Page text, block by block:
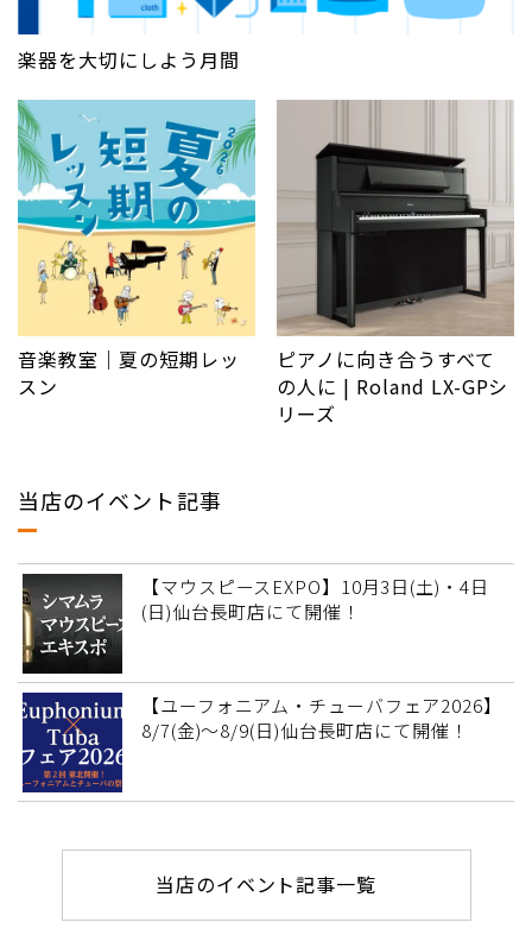
楽器を大切にしよう月間
音楽教室｜夏の短期レッ
スン
ピアノに向き合うすべて
の人に | Roland LX-GPシ
リーズ
当店のイベント記事
【マウスピースEXPO】10月3日(土)・4日
(日)仙台長町店にて開催！
【ユーフォニアム・チューバフェア2026】
8/7(金)～8/9(日)仙台長町店にて開催！
当店のイベント記事一覧